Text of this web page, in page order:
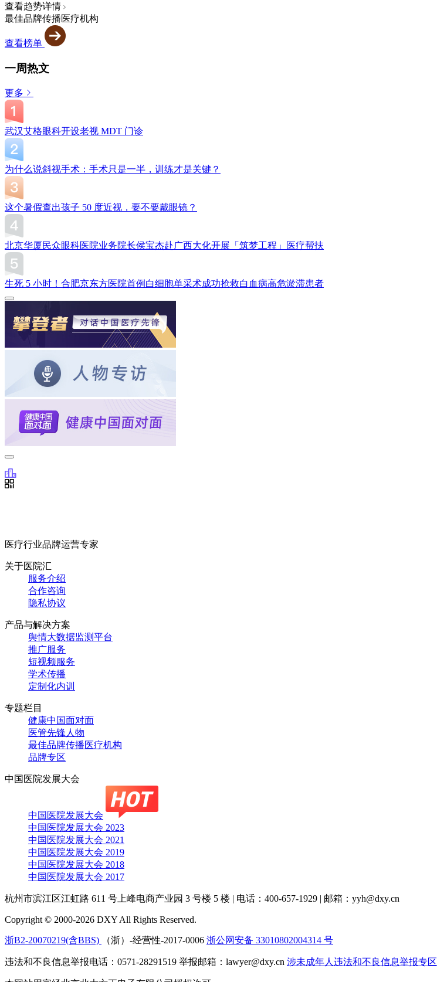
查看趋势详情
最佳品牌传播医疗机构
查看榜单
一周热文
更多
武汉艾格眼科开设老视 MDT 门诊
为什么说斜视手术：手术只是一半，训练才是关键？
这个暑假查出孩子 50 度近视，要不要戴眼镜？
北京华厦民众眼科医院业务院长侯宝杰赴广西大化开展「筑梦工程」医疗帮扶
生死 5 小时！合肥京东方医院首例白细胞单采术成功抢救白血病高危淤滞患者
医疗行业品牌运营专家
关于医院汇
服务介绍
合作咨询
隐私协议
产品与解决方案
舆情大数据监测平台
推广服务
短视频服务
学术传播
定制化内训
专题栏目
健康中国面对面
医管先锋人物
最佳品牌传播医疗机构
品牌专区
中国医院发展大会
中国医院发展大会
中国医院发展大会 2023
中国医院发展大会 2021
中国医院发展大会 2019
中国医院发展大会 2018
中国医院发展大会 2017
杭州市滨江区江虹路 611 号上峰电商产业园 3 号楼 5 楼 | 电话：400-657-1929 | 邮箱：yyh@dxy.cn
Copyright © 2000-2026 DXY All Rights Reserved.
浙B2-20070219(含BBS) （浙）-经营性-2017-0006 浙公网安备 33010802004314 号
违法和不良信息举报电话：0571-28291519 举报邮箱：lawyer@dxy.cn 涉未成年人违法和不良信息举报专区